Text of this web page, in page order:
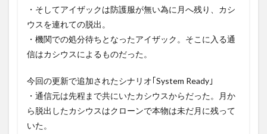
・そしてアイザックは防護服が無い為に月へ残り、カシ
ウスを連れての脱出。
・機関での処分待ちとなったアイザック。そこに入る通
信はカシウスによるものだった。
今回の更新で追加されたシナリオ｢System Ready｣
・通信元は先程まで共にいたカシウスからだった。月か
ら脱出したカシウスはクローンで本物は未だ月に残って
いた。